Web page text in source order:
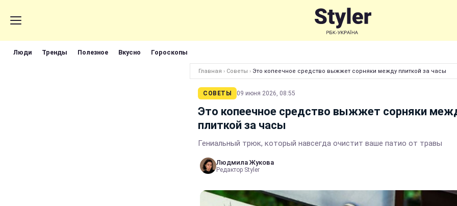
Люди Тренды Полезное Вкусно Гороскопы
Главная › Советы › Это копеечное средство выжжет сорняки между плиткой за часы
СОВЕТЫ 09 июня 2026, 08:55
Это копеечное средство выжжет сорняки
плиткой за часы
Гениальный трюк, который навсегда очистит ваше патио от травы
Людмила Жукова
Редактор Styler